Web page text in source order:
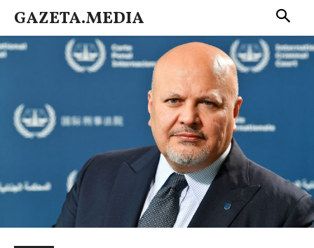
GAZETA.MEDIA